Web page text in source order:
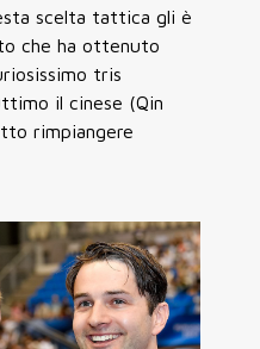
scelta tattica gli è
che ha ottenuto
tris
il cinese (Qin
rimpiangere